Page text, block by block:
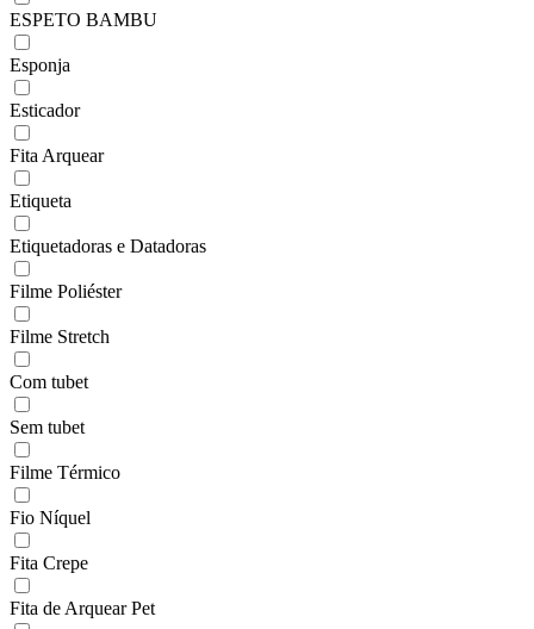
ESPETO BAMBU
Esponja
Esticador
Fita Arquear
Etiqueta
Etiquetadoras e Datadoras
Filme Poliéster
Filme Stretch
Com tubet
Sem tubet
Filme Térmico
Fio Níquel
Fita Crepe
Fita de Arquear Pet